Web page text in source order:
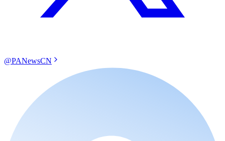
@PANewsCN